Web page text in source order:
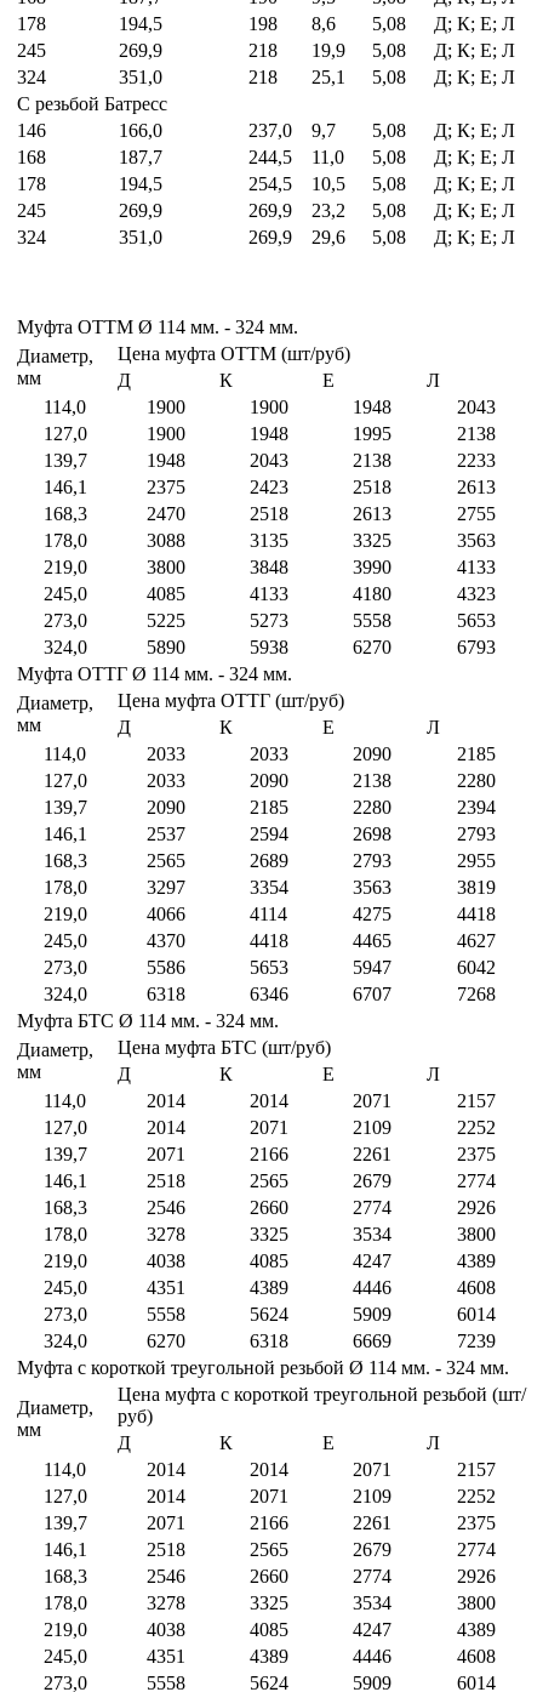
178
194,5 198 8,6 5,08
Д; К; Е; Л
245
269,9 218 19,9 5,08
Д; К; Е; Л
324
351,0 218 25,1 5,08
Д; К; Е; Л
С резьбой Батресс
146
166,0 237,0 9,7 5,08
Д; К; Е; Л
168
187,7 244,5 11,0 5,08
Д; К; Е; Л
178
194,5 254,5 10,5 5,08
Д; К; Е; Л
245
269,9 269,9 23,2 5,08
Д; К; Е; Л
324
351,0 269,9 29,6 5,08 Д; К; Е; Л
Муфта ОТТМ Ø 114 мм. - 324 мм.
Диаметр,
мм
Цена муфта ОТТМ (шт/руб)
Д
К Е
Л
114,0
1900 1900 1948
2043
127,0
1900 1948 1995
2138
139,7
1948 2043 2138
2233
146,1
2375 2423 2518
2613
168,3
2470 2518 2613
2755
178,0
3088 3135 3325
3563
219,0
3800 3848 3990
4133
245,0
4085 4133 4180
4323
273,0
5225 5273 5558
5653
324,0
5890 5938 6270
6793
Муфта ОТТГ Ø 114 мм. - 324 мм.
Диаметр,
мм
Цена муфта ОТТГ (шт/руб)
Д
К Е
Л
114,0
2033 2033 2090
2185
127,0
2033 2090 2138
2280
139,7
2090 2185 2280
2394
146,1
2537 2594 2698
2793
168,3
2565 2689 2793
2955
178,0
3297 3354 3563
3819
219,0
4066 4114 4275
4418
245,0
4370 4418 4465
4627
273,0
5586 5653 5947
6042
324,0
6318 6346 6707
7268
Муфта БТС Ø 114 мм. - 324 мм.
Диаметр,
мм
Цена муфта БТС (шт/руб)
Д
К Е
Л
114,0
2014 2014 2071
2157
127,0
2014 2071 2109
2252
139,7
2071 2166 2261
2375
146,1
2518 2565 2679
2774
168,3
2546 2660 2774
2926
178,0
3278 3325 3534
3800
219,0
4038 4085 4247
4389
245,0
4351 4389 4446
4608
273,0
5558 5624 5909
6014
324,0
6270 6318 6669
7239
Муфта с короткой треугольной резьбой Ø 114 мм. - 324 мм.
Диаметр,
мм
Цена муфта с короткой треугольной резьбой (шт/
руб)
Д
К Е
Л
114,0
2014 2014 2071
2157
127,0
2014 2071 2109
2252
139,7
2071 2166 2261
2375
146,1
2518 2565 2679
2774
168,3
2546 2660 2774
2926
178,0
3278 3325 3534
3800
219,0
4038 4085 4247
4389
245,0
4351 4389 4446
4608
273,0
5558 5624 5909 6014